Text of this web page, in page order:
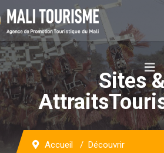
Sites
Accueil
Découvrir